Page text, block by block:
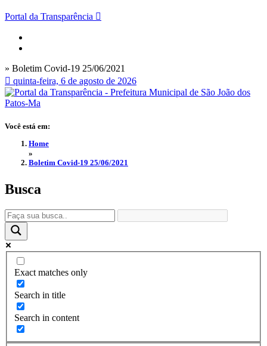
Portal da Transparência
» Boletim Covid-19 25/06/2021
quinta-feira, 6 de agosto de 2026
Você está em:
Home
»
Boletim Covid-19 25/06/2021
Busca
Exact matches only
Search in title
Search in content